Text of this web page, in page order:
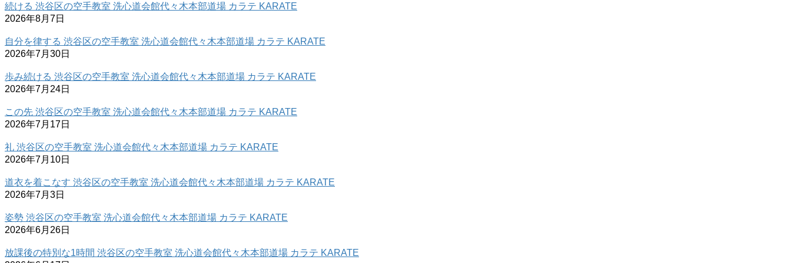
続ける 渋谷区の空手教室 洗心道会館代々木本部道場 カラテ KARATE
2026年8月7日
自分を律する 渋谷区の空手教室 洗心道会館代々木本部道場 カラテ KARATE
2026年7月30日
歩み続ける 渋谷区の空手教室 洗心道会館代々木本部道場 カラテ KARATE
2026年7月24日
この先 渋谷区の空手教室 洗心道会館代々木本部道場 カラテ KARATE
2026年7月17日
礼 渋谷区の空手教室 洗心道会館代々木本部道場 カラテ KARATE
2026年7月10日
道衣を着こなす 渋谷区の空手教室 洗心道会館代々木本部道場 カラテ KARATE
2026年7月3日
姿勢 渋谷区の空手教室 洗心道会館代々木本部道場 カラテ KARATE
2026年6月26日
放課後の特別な1時間 渋谷区の空手教室 洗心道会館代々木本部道場 カラテ KARATE